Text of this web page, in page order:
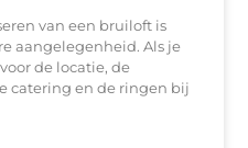
van een bruiloft is
aangelegenheid. Als je
de locatie, de
catering en de ringen bij